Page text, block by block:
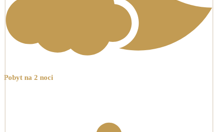
Pobyt na 2 noci